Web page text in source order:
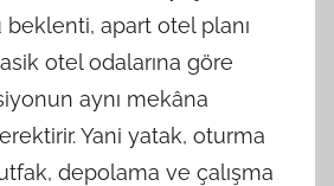
beklenti, apart otel planı
otel odalarına göre
aynı mekâna
Yani yatak, oturma
depolama ve çalışma